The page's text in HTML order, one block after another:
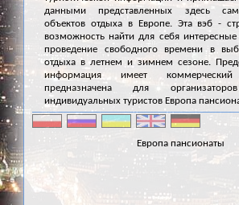
данными представленных здесь
объектов отдыха в Европе. Эта вэб -
возможность найти для себя
проведение свободного времени в
отдыха в летнем и зимнем сезоне.
информация имеет
предназначена для
индивидуальных туристов Европа
Европа пансионаты